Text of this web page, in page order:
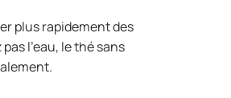
plus rapidement des
l'eau, le thé sans